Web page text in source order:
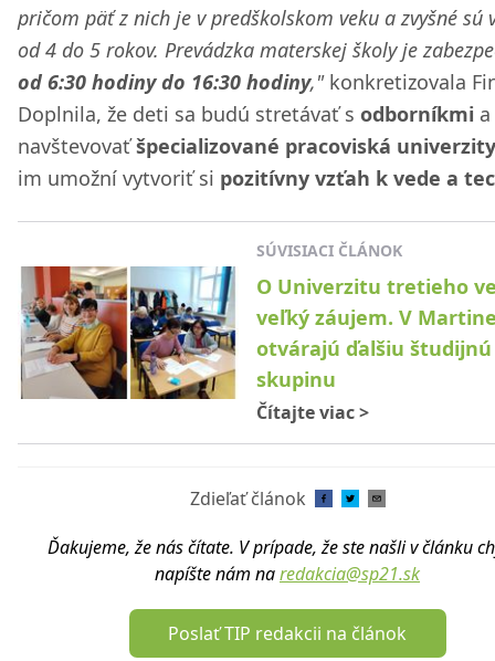
pričom päť z nich je v predškolskom veku a zvyšné sú
od 4 do 5 rokov. Prevádzka materskej školy je
od 6:30 hodiny do 16:30 hodiny,"konkretizovala
Doplnila, že deti sa budú stretávať s odborníkmi a
navštevovaťšpecializované pracoviská univerzity
im umožní vytvoriť si pozitívny vzťah k vede a
SÚVISIACI ČLÁNOK
O Univerzitu tretieho
veľký záujem. V
otvárajú ďalšiu študijnú
skupinu
Čítajte viac>
Zdieľať článok
Ďakujeme, že nás čítate. V prípade, že ste našli v článku
napíšte nám naredakcia@sp21.sk
Poslať TIP redakcii na článok